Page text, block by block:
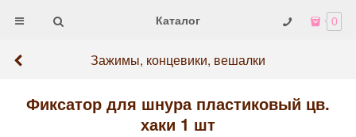
Каталог 0
Зажимы, концевики, вешалки
Фиксатор для шнура пластиковый цв.
хаки 1 шт